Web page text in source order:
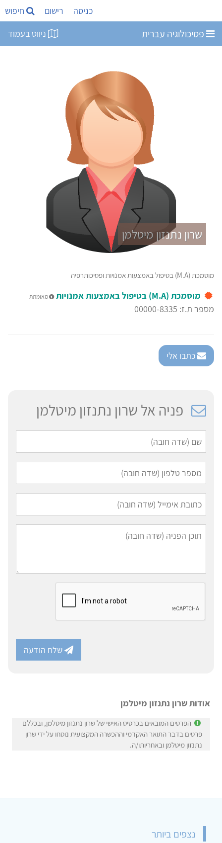
כניסה רישום חיפוש
פסיכולוגיה עברית ניווט בעמוד
שרון נתנזון מיטלמן
מוסמכת (M.A) בטיפול באמצעות אמנויות ופסיכותרפיה
מוסמכת (M.A) בטיפול באמצעות אמנויות מאומתת
מספר ת.ז: 00000-8335
כתבו אלי
פניה אל שרון נתנזון מיטלמן
שלח הודעה
אודות שרון נתנזון מיטלמן
הפרטים המובאים בכרטיס האישי של שרון נתנזון מיטלמן, ובכללם
פרטים בדבר התואר האקדמי וההכשרה המקצועית נוסחו על ידי שרון
נתנזון מיטלמן ובאחריותו/ה.
נצפים ביותר